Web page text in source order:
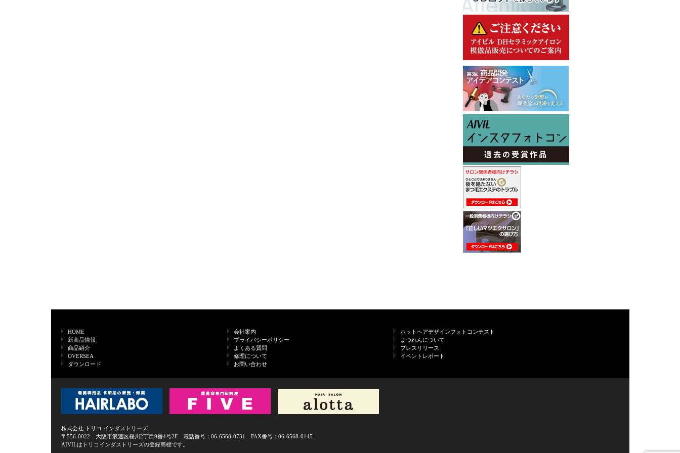
HOME
新商品情報
商品紹介
OVERSEA
ダウンロード
会社案内
プライバシーポリシー
よくある質問
修理について
お問い合わせ
ホットヘアデザインフォトコンテスト
まつれんについて
プレスリリース
イベントレポート
株式会社 トリコ インダストリーズ
〒556-0022 大阪市浪速区桜川2丁目9番4号2F 電話番号：06-6568-0731 FAX番号：06-6568-0145
AIVILはトリコインダストリーズの登録商標です。